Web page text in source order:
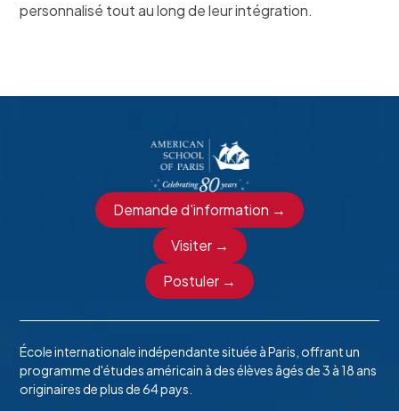
personnalisé tout au long de leur intégration.
Demande d'information →
Visiter →
Postuler →
École internationale indépendante située à Paris, offrant un
programme d'études américain à des élèves âgés de 3 à 18 ans
originaires de plus de 64 pays.